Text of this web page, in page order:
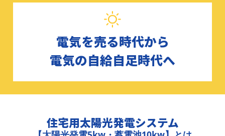
電気を売る時代から
電気の自給自足時代へ
住宅用太陽光発電システム